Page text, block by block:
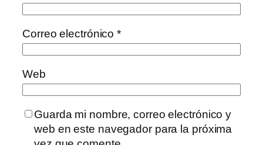
Correo electrónico*
Web
Guarda mi nombre, correo electrónico y
web en este navegador para la próxima